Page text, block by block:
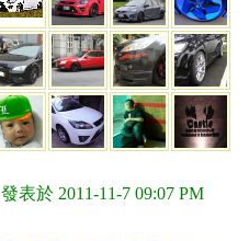
發表於 2011-11-7 09:07 PM